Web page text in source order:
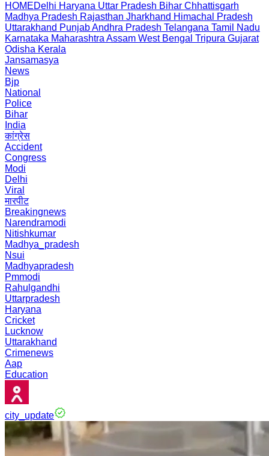
HOMEDelhi Haryana Uttar Pradesh Bihar Chhattisgarh
Madhya Pradesh Rajasthan Jharkhand Himachal Pradesh
Uttarakhand PunjabAndhra Pradesh Telangana Tamil Nadu
Karnataka Maharashtra Assam West Bengal Tripura Gujarat
Odisha Kerala
Jansamasya
News
Bjp
National
Police
Bihar
India
कांग्रेस
Accident
Congress
Modi
Delhi
Viral
मारपीट
Breakingnews
Narendramodi
Nitishkumar
Madhya_pradesh
Nsui
Madhyapradesh
Pmmodi
Rahulgandhi
Uttarpradesh
Haryana
Cricket
Lucknow
Uttarakhand
Crimenews
Aap
Education
city_update